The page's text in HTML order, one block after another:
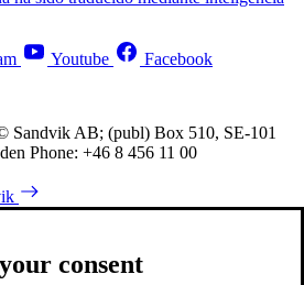
Youtube Facebook
Sandvik AB; (publ) Box 510, SE-101
Phone: +46 8 456 11 00
consent